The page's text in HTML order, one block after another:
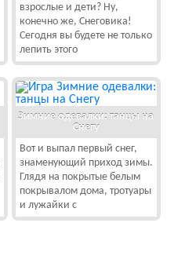
взрослые и дети? Ну,
конечно же, Снеговика!
Сегодня вы будете не только
лепить этого
Зимние одевалки: танцы на
Снегу
Вот и выпал первый снег,
знаменующий приход зимы.
Глядя на покрытые белым
покрывалом дома, тротуары
и лужайки с